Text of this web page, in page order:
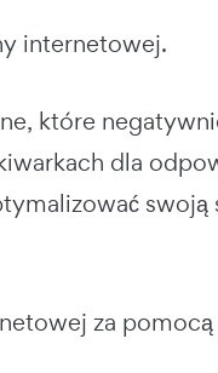
internetowej.
które
dla
swoją
za pomocą